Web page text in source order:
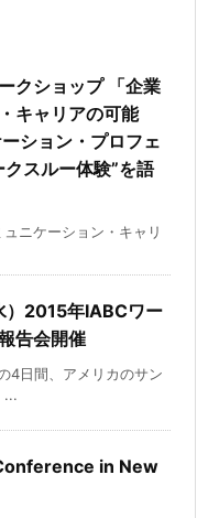
クショップ 「企業
キャリアの可能
ション・プロフェ
スルー体験”を語
ニケーション・キャリ
2015年IABCワー
告会開催
4日間、アメリカのサン
...
in New